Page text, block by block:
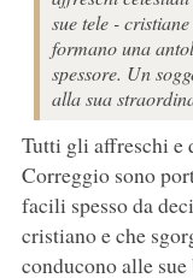
sue tele -
formano una
spessore. Un
alla sua
Tutti gli affreschi
Correggio sono
facili spesso da
cristiano e che
conducono alle